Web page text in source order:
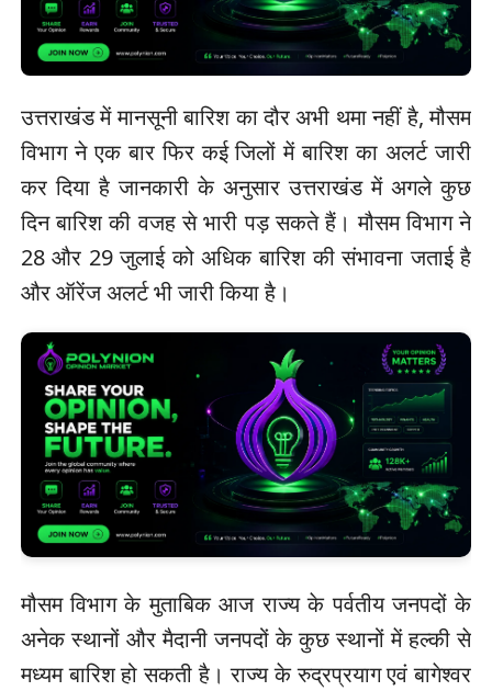
उत्तराखंड में मानसूनी बारिश का दौर अभी थमा नहीं है, मौसम
विभाग ने एक बार फिर कई जिलों में बारिश का अलर्ट जारी
कर दिया है जानकारी के अनुसार उत्तराखंड में अगले कुछ
दिन बारिश की वजह से भारी पड़ सकते हैं। मौसम विभाग ने
28 और 29 जुलाई को अधिक बारिश की संभावना जताई है
और ऑरेंज अलर्ट भी जारी किया है।
मौसम विभाग के मुताबिक आज राज्य के पर्वतीय जनपदों के
अनेक स्थानों और मैदानी जनपदों के कुछ स्थानों में हल्की से
मध्यम बारिश हो सकती है। राज्य के रुद्रप्रयाग एवं बागेश्वर